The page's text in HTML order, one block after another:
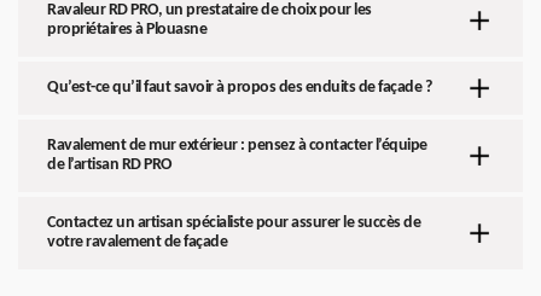
Ravaleur RD PRO, un prestataire de choix pour les
propriétaires à Plouasne
Qu’est-ce qu’il faut savoir à propos des enduits de façade ?
Ravalement de mur extérieur : pensez à contacter l’équipe
de l’artisan RD PRO
Contactez un artisan spécialiste pour assurer le succès de
votre ravalement de façade